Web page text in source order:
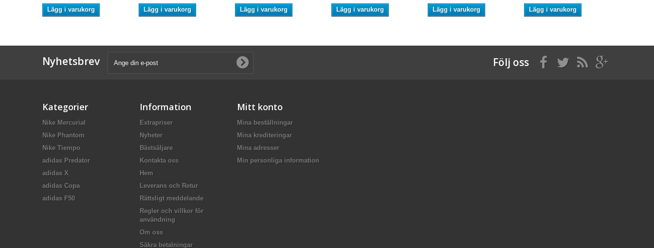
Lägg i varukorg Lägg i varukorg Lägg i varukorg Lägg i varukorg Lägg i varukorg Lägg i varukorg
Nyhetsbrev Följ oss
Kategorier
Nike Mercurial
Nike Phantom
Nike Tiempo
adidas Predator
adidas X
adidas Copa
adidas F50
Information
Extrapriser
Nyheter
Bästsäljare
Kontakta oss
Hem
Leverans och Retur
Rättsligt meddelande
Regler och villkor för
användning
Om oss
Säkra betalningar
Mitt konto
Mina beställningar
Mina krediteringar
Mina adresser
Min personliga information